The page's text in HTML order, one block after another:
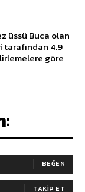
üssü Buca olan
4.9
göre
BEĞEN
TAKIP ET